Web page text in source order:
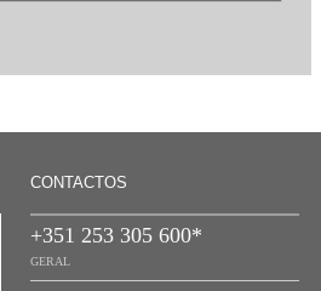
CONTACTOS
+351 253 305 600*
GERAL